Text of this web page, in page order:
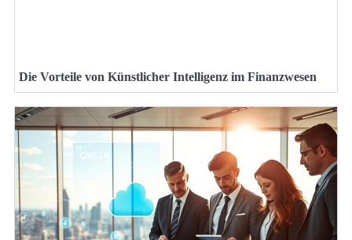
Die Vorteile von Künstlicher Intelligenz im Finanzwesen